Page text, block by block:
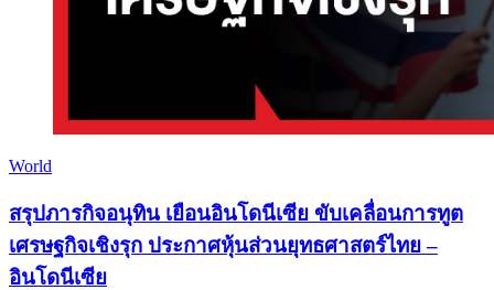
World
สรุปภารกิจอนุทิน เยือนอินโดนีเซีย ขับเคลื่อนการทูต
เศรษฐกิจเชิงรุก ประกาศหุ้นส่วนยุทธศาสตร์ไทย –
อินโดนีเซีย